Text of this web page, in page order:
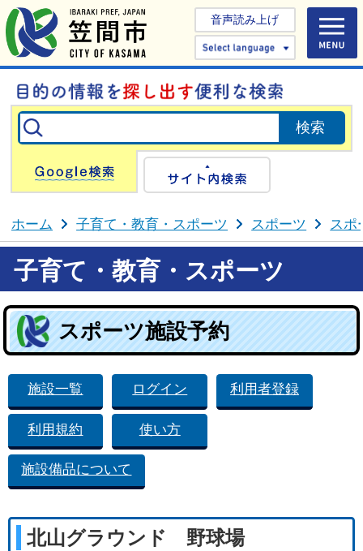
音声読み上げ
Select
Google検索
ホーム 子育て・教育・スポーツ スポーツ スポ
子育て・教育・スポーツ
スポーツ施設予約
施設一覧 ログイン 利用者登録
利用規約 使い方
施設備品について
北山グラウンド 野球場